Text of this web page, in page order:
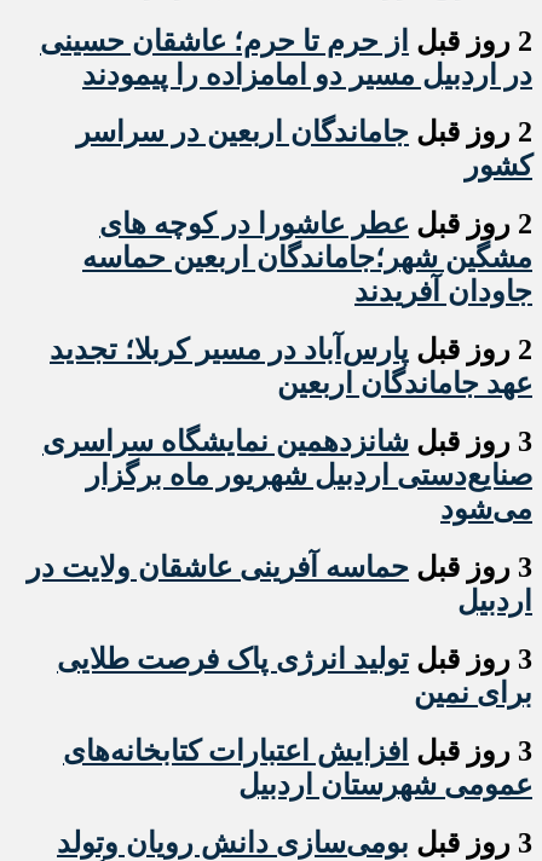
2 روز قبل
از حرم تا حرم؛ عاشقان حسینی
در اردبیل مسیر دو امامزاده را پیمودند
2 روز قبل
جاماندگان اربعین در سراسر
کشور
2 روز قبل
عطر عاشورا در کوچه های
مشگین شهر؛جاماندگان اربعین حماسه
جاودان آفریدند
2 روز قبل
پارس‌آباد در مسیر کربلا؛ تجدید
عهد جاماندگان اربعین
3 روز قبل
شانزدهمین نمایشگاه سراسری
صنایع‌دستی اردبیل شهریور ماه برگزار
می‌شود
3 روز قبل
حماسه آفرینی عاشقان ولایت در
اردبیل
3 روز قبل
تولید انرژی پاک فرصت طلایی
برای نمین
3 روز قبل
افزایش اعتبارات کتابخانه‌های
عمومی شهرستان اردبیل
3 روز قبل
بومی‌سازی دانش رویان وتولد